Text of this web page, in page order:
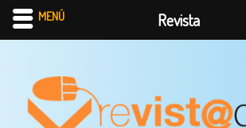
content
MENÚ Revista